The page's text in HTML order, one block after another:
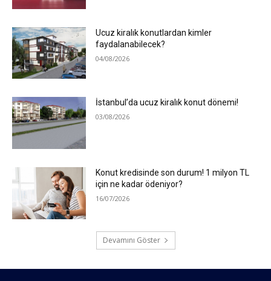
Ucuz kiralık konutlardan kimler
faydalanabilecek?
04/08/2026
İstanbul’da ucuz kiralık konut dönemi!
03/08/2026
Konut kredisinde son durum! 1 milyon TL
için ne kadar ödeniyor?
16/07/2026
Devamını Göster